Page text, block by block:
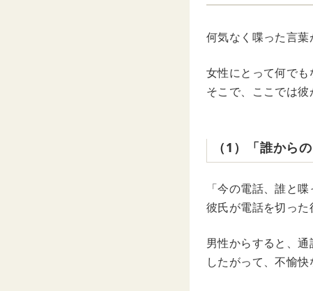
何気なく喋った言葉
女性にとって何でも
そこで、ここでは
（1）「誰から
「今の電話、誰と
彼氏が電話を切った
男性からすると、通
したがって、不愉